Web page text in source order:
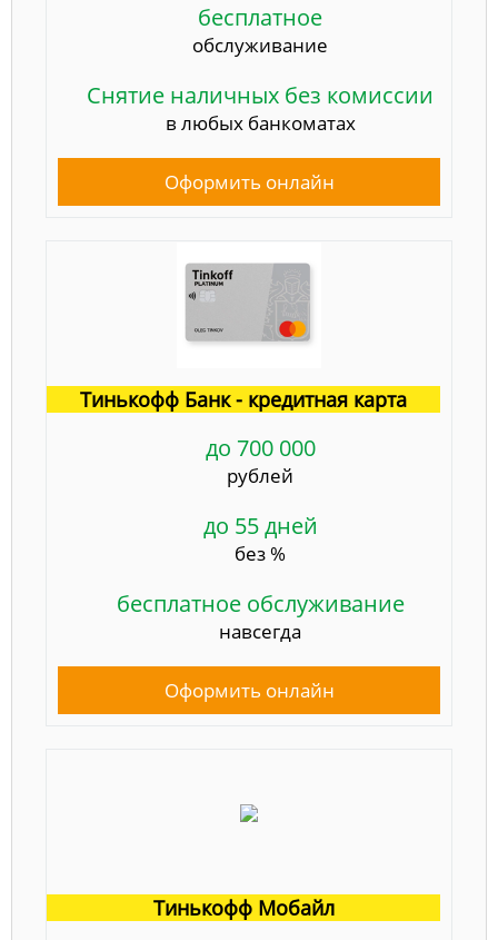
бесплатное
обслуживание
Снятие наличных без комиссии
в любых банкоматах
Оформить онлайн
Тинькофф Банк - кредитная карта
до 700 000
рублей
до 55 дней
без %
бесплатное обслуживание
навсегда
Оформить онлайн
Тинькофф Мобайл